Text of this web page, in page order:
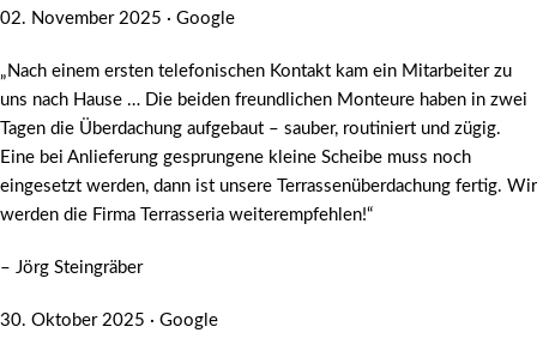
02. November 2025 · Google
„Nach einem ersten telefonischen Kontakt kam ein Mitarbeiter zu
uns nach Hause … Die beiden freundlichen Monteure haben in zwei
Tagen die Überdachung aufgebaut – sauber, routiniert und zügig.
Eine bei Anlieferung gesprungene kleine Scheibe muss noch
eingesetzt werden, dann ist unsere Terrassenüberdachung fertig. Wir
werden die Firma Terrasseria weiterempfehlen!“
– Jörg Steingräber
30. Oktober 2025 · Google